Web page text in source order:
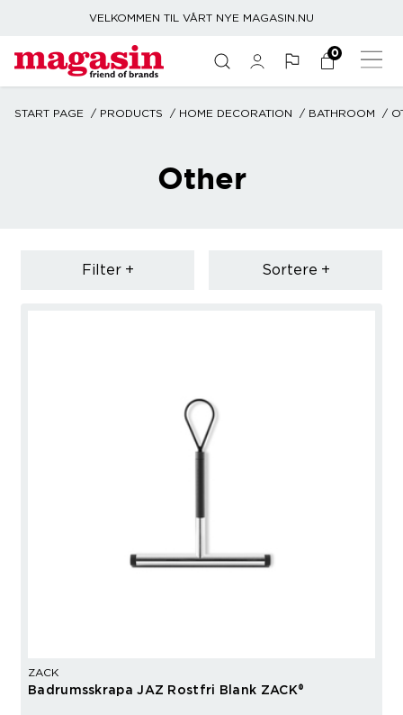
VELKOMMEN TIL VÅRT NYE MAGASIN.NU
0
START PAGE PRODUCTS HOME DECORATION BATHROOM
Other
Filter Sortere
ZACK
Badrumsskrapa JAZ Rostfri Blank ZACK®